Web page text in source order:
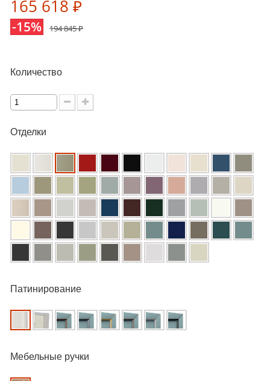
165 618 ₽
-15% 194 845 ₽
Количество
Отделки
Патинирование
Мебельные ручки